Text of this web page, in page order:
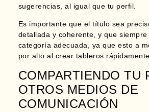
sugerencias, al igual que tu perfil.
Es importante que el título sea
detallada y coherente, y que siempre
categoría adecuada, ya que esto a
por alto al crear tableros rápidamente.
COMPARTIENDO TU
OTROS MEDIOS DE
COMUNICACIÓN